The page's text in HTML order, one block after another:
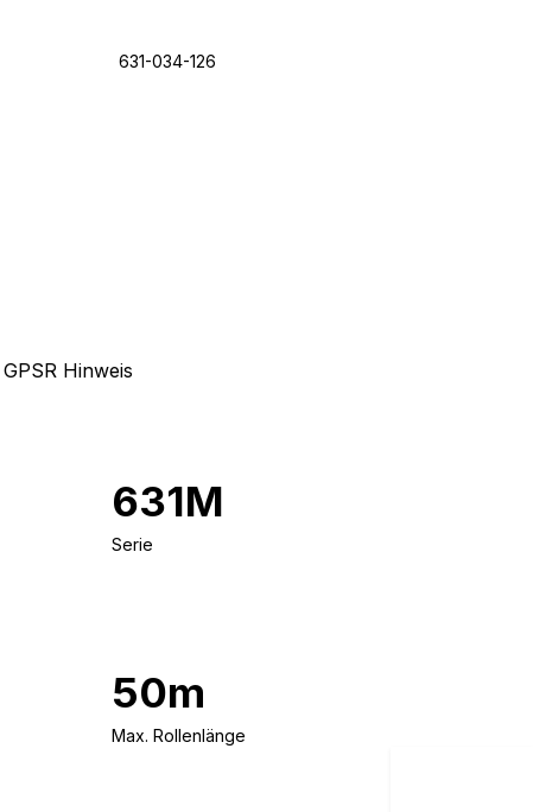
631-034-126
GPSR Hinweis
631M
Serie
50m
Max. Rollenlänge